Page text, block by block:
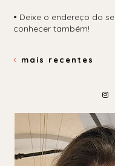
• Deixe o endereço do
conhecer também!
mais recentes